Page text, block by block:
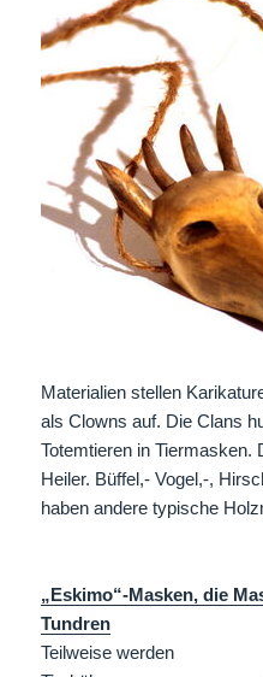
Materialien stellen
als Clowns auf. Die Clans
Totemtieren in Tiermasken.
Heiler. Büffel,- Vogel,-,
haben andere typische
„Eskimo“-Masken, die
Tundren
Teilweise werden